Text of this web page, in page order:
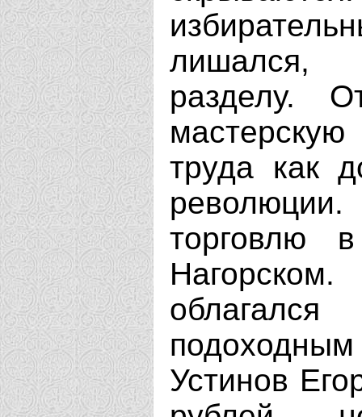
лишался,
разделу.
труда как
торговлю
Устинов